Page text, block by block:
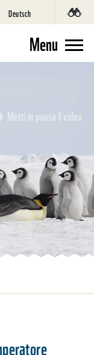
Deutsch
Menu
Metti in pausa il video